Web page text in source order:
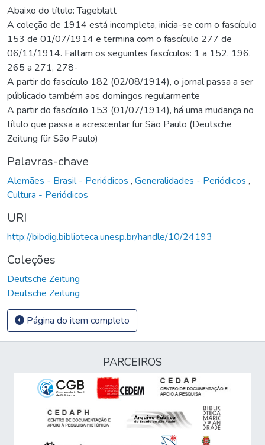
Abaixo do título: Tageblatt
A coleção de 1914 está incompleta, inicia-se com o fascículo
153 de 01/07/1914 e termina com o fascículo 277 de
06/11/1914. Faltam os seguintes fascículos: 1 a 152, 196,
265 a 271, 278-
A partir do fascículo 182 (02/08/1914), o jornal passa a ser
públicado também aos domingos regularmente
A partir do fascículo 153 (01/07/1914), há uma mudança no
título que passa a acrescentar für São Paulo (Deutsche
Zeitung für São Paulo)
Palavras-chave
Alemães - Brasil - Periódicos , Generalidades - Periódicos ,
Cultura - Periódicos
URI
http://bibdig.biblioteca.unesp.br/handle/10/24193
Coleções
Deutsche Zeitung
Deutsche Zeitung
Página do item completo
PARCEIROS